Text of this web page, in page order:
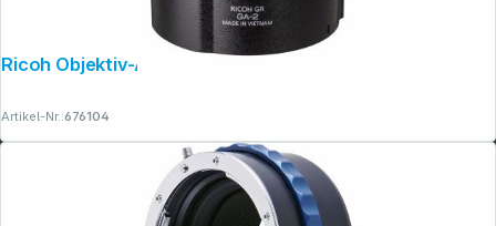
Ricoh Objektiv-Adapter GA-2
Artikel-Nr.:676104